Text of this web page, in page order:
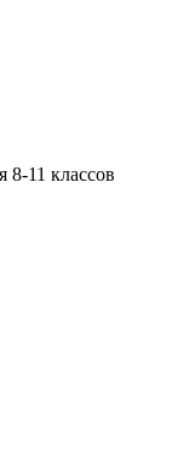
11 классов